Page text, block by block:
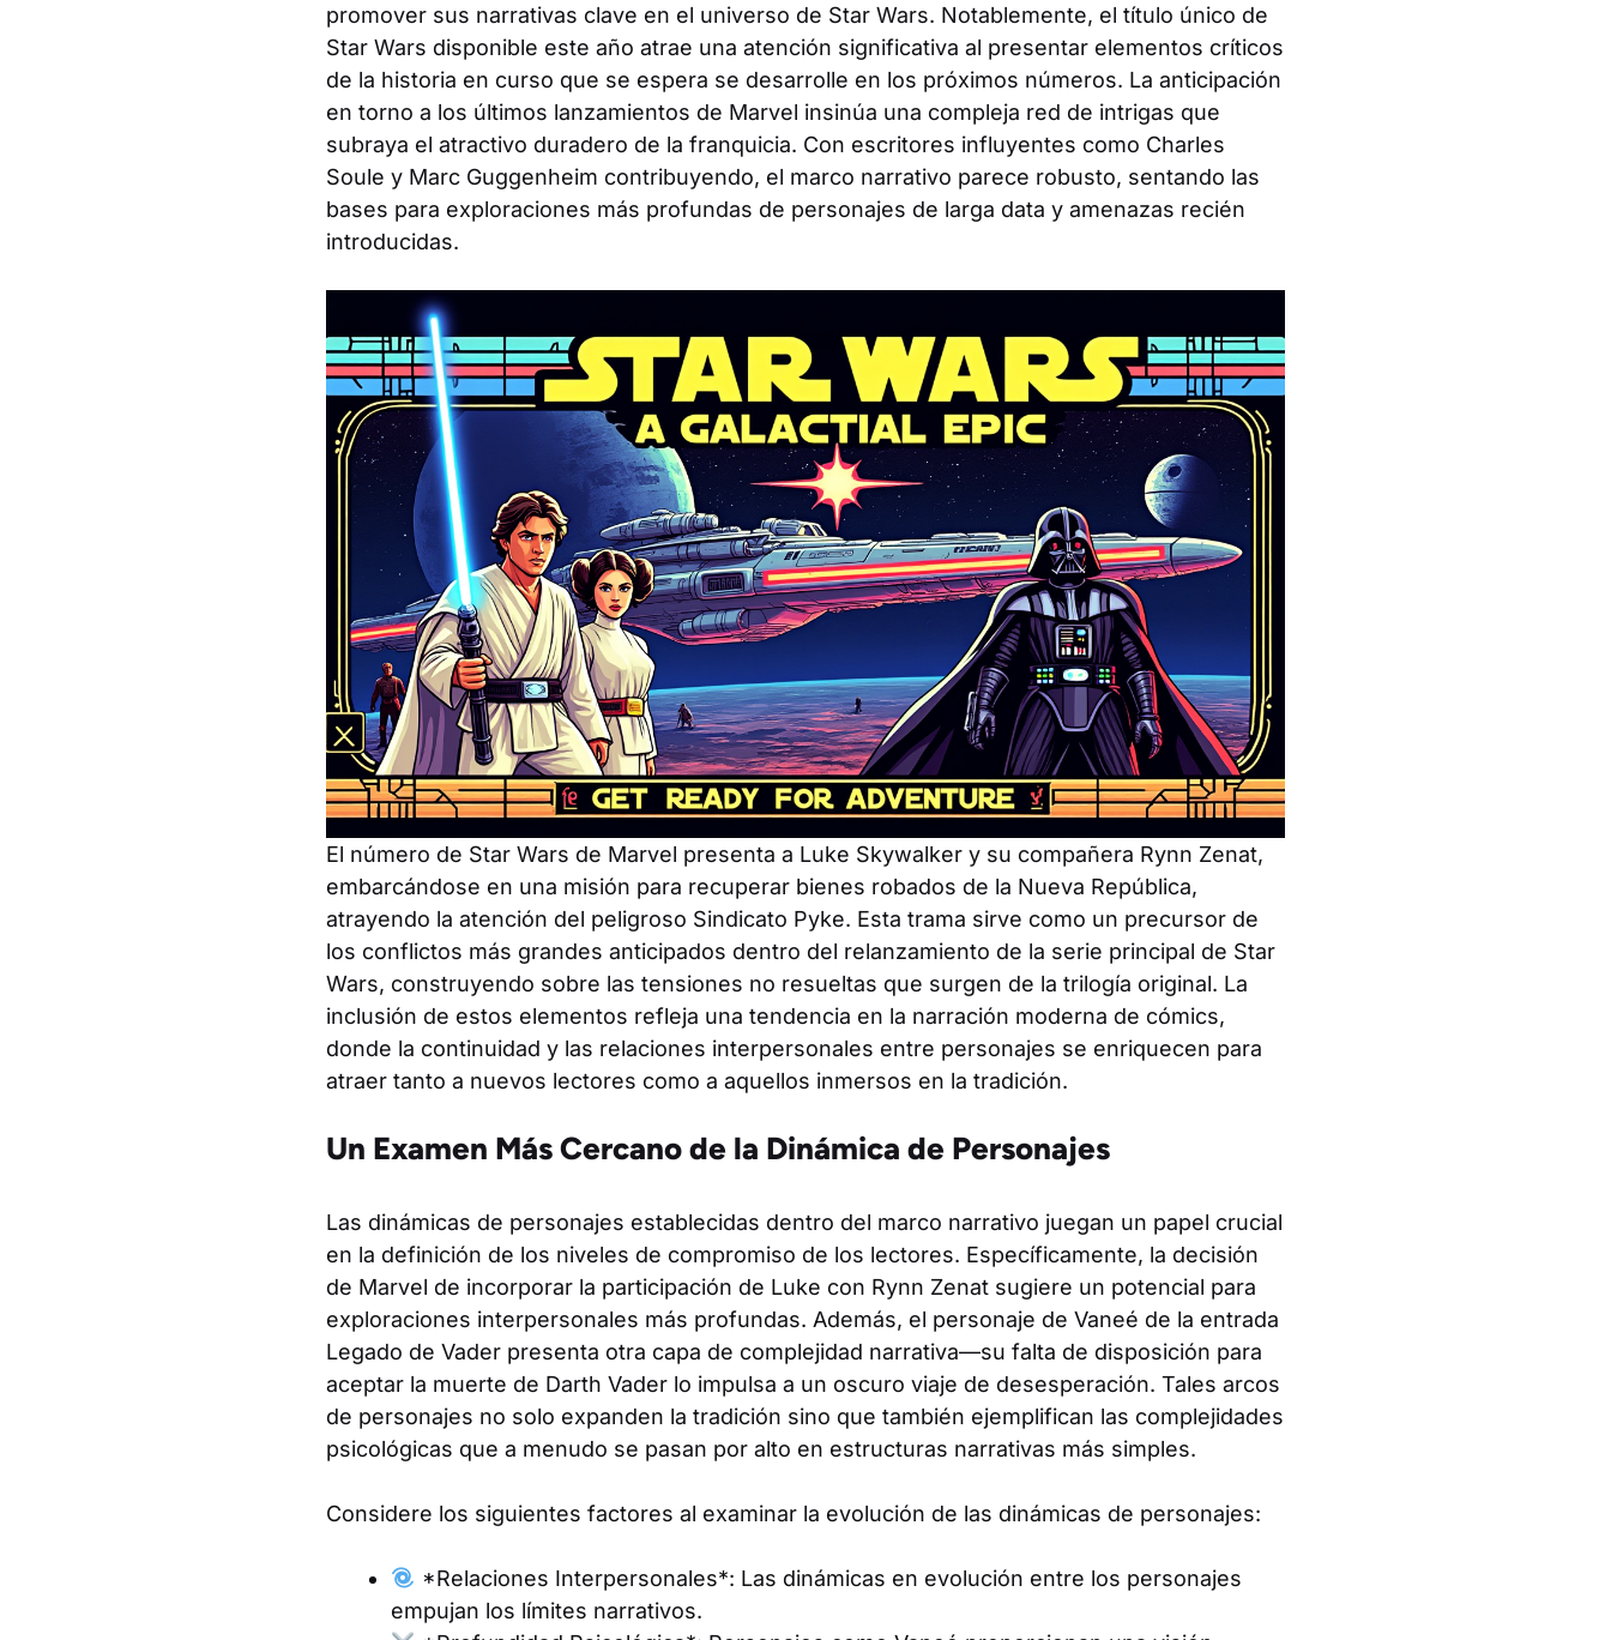
promover sus narrativas clave en el universo de Star Wars. Notablemente, el título único de
Star Wars disponible este año atrae una atención significativa al presentar elementos críticos
de la historia en curso que se espera se desarrolle en los próximos números. La anticipación
en torno a los últimos lanzamientos de Marvel insinúa una compleja red de intrigas que
subraya el atractivo duradero de la franquicia. Con escritores influyentes como Charles
Soule y Marc Guggenheim contribuyendo, el marco narrativo parece robusto, sentando las
bases para exploraciones más profundas de personajes de larga data y amenazas recién
introducidas.
El número de Star Wars de Marvel presenta a Luke Skywalker y su compañera Rynn Zenat,
embarcándose en una misión para recuperar bienes robados de la Nueva República,
atrayendo la atención del peligroso Sindicato Pyke. Esta trama sirve como un precursor de
los conflictos más grandes anticipados dentro del relanzamiento de la serie principal de Star
Wars, construyendo sobre las tensiones no resueltas que surgen de la trilogía original. La
inclusión de estos elementos refleja una tendencia en la narración moderna de cómics,
donde la continuidad y las relaciones interpersonales entre personajes se enriquecen para
atraer tanto a nuevos lectores como a aquellos inmersos en la tradición.
Un Examen Más Cercano de la Dinámica de Personajes
Las dinámicas de personajes establecidas dentro del marco narrativo juegan un papel crucial
en la definición de los niveles de compromiso de los lectores. Específicamente, la decisión
de Marvel de incorporar la participación de Luke con Rynn Zenat sugiere un potencial para
exploraciones interpersonales más profundas. Además, el personaje de Vaneé de la entrada
Legado de Vader presenta otra capa de complejidad narrativa—su falta de disposición para
aceptar la muerte de Darth Vader lo impulsa a un oscuro viaje de desesperación. Tales arcos
de personajes no solo expanden la tradición sino que también ejemplifican las complejidades
psicológicas que a menudo se pasan por alto en estructuras narrativas más simples.
Considere los siguientes factores al examinar la evolución de las dinámicas de personajes:
*Relaciones Interpersonales*: Las dinámicas en evolución entre los personajes
empujan los límites narrativos.